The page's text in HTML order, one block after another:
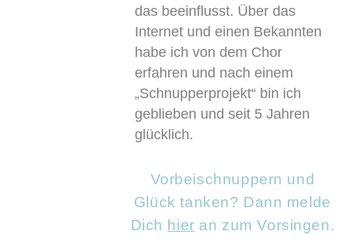
das beeinflusst. Über das
Internet und einen Bekannten
habe ich von dem Chor
erfahren und nach einem
„Schnupperprojekt“ bin ich
geblieben und seit 5 Jahren
glücklich.
Vorbeischnuppern und
Glück tanken? Dann melde
Dich hier an zum Vorsingen.